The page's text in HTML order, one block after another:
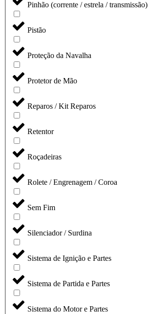
Pinhão (corrente / estrela / transmissão)
Pistão
Proteção da Navalha
Protetor de Mão
Reparos / Kit Reparos
Retentor
Roçadeiras
Rolete / Engrenagem / Coroa
Sem Fim
Silenciador / Surdina
Sistema de Ignição e Partes
Sistema de Partida e Partes
Sistema do Motor e Partes